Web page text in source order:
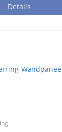
Details